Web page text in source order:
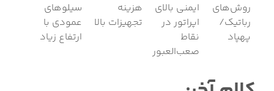
روش‌های
رباتیک/
پهپاد
ایمنی بالای
اپراتور در
نقاط
صعب‌العبور
هزینه
تجهیزات بالا
سیلوهای
عمودی با
ارتفاع زیاد